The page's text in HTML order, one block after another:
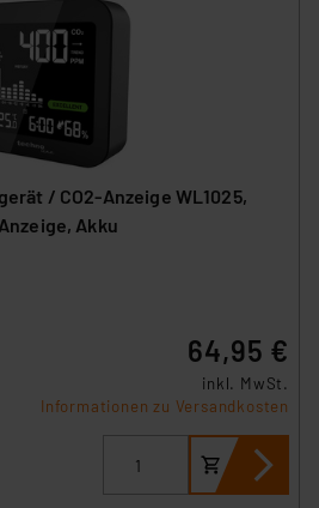
/ CO2-Anzeige WL1025,
Akku
64,95 €
inkl. MwSt.
Informationen zu Versandkosten